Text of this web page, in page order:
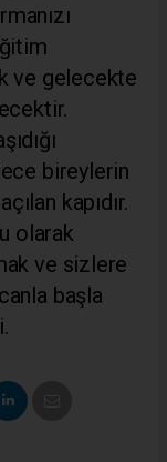
ve gelecekte
bireylerin
kapıdır.
olarak
ve sizlere
başla